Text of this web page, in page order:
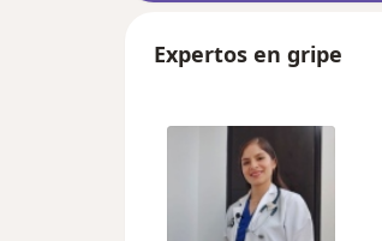
Expertos en gripe